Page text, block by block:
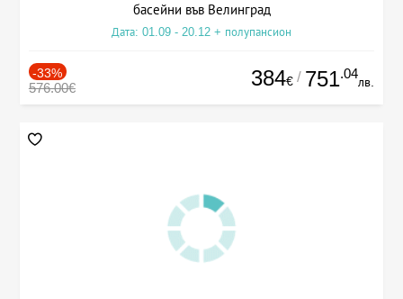
басейни във Велинград
Дата: 01.09 - 20.12 + полупансион
-33%
576.00€ 384€ / 751.04
лв.